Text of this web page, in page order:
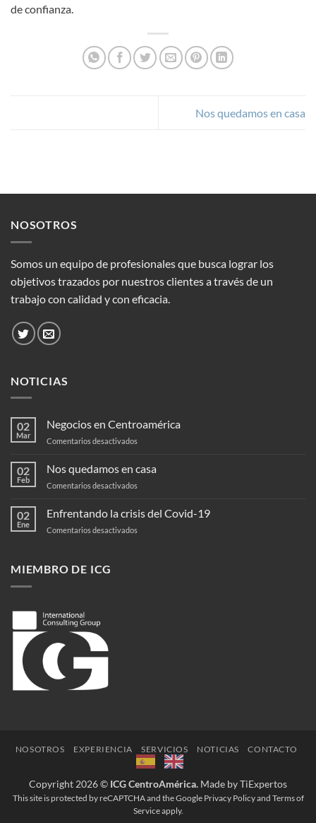
de confianza.
Nos quedamos en casa
NOSOTROS
Somos un equipo de profesionales que busca lograr los
objetivos trazados por nuestros clientes a través de un
trabajo con calidad y con eficacia.
NOTICIAS
02
Mar
Negocios en Centroamérica
Comentarios desactivados
02
Feb
Nos quedamos en casa
Comentarios desactivados
quedamos
casa
02
Ene
Enfrentando la crisis del Covid-19
Comentarios desactivados
MIEMBRO DE ICG
NOSOTROS EXPERIENCIA SERVICIOS NOTICIAS CONTACTO
Copyright 2026 © ICG CentroAmérica. Made by TiExpertos
This site is protected by reCAPTCHA and the Google Privacy Policyand Terms of
Serviceapply.